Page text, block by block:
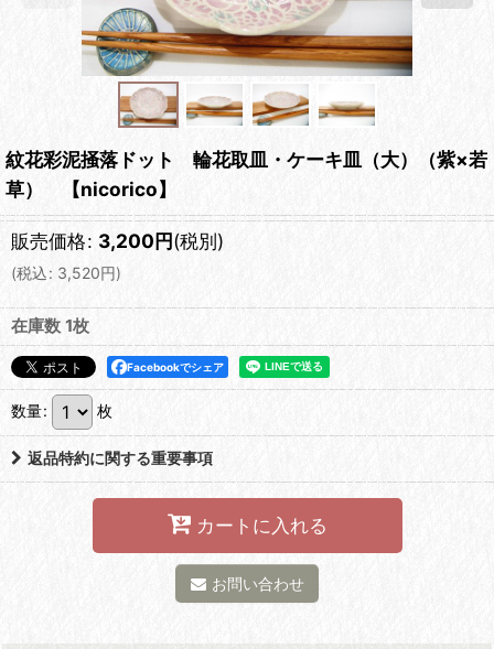
紋花彩泥掻落ドット 輪花取皿・ケーキ皿（大）（紫×若
草） 【nicorico】
販売価格: 3,200円(税別)
(税込: 3,520円)
在庫数 1枚
Facebookでシェア
数量: 枚
返品特約に関する重要事項
カートに入れる
お問い合わせ